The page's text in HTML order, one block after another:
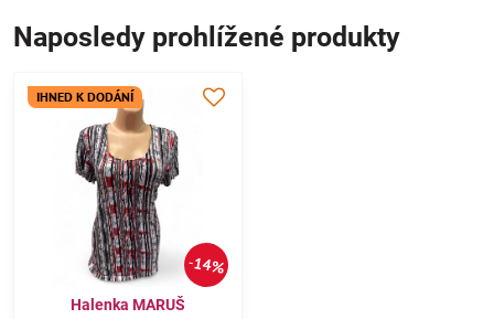
Naposledy prohlížené produkty
14%
IHNED K DODÁNÍ
Halenka MARUŠ